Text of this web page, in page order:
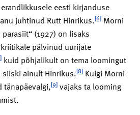
eesti kirjanduse
juhtinud Rutt Hinrikus.[6] Morni
(1927) on lisaks
pälvinud uurijate
kuid põhjalikult on tema loomingut
ainult Hinrikus.[8] Kuigi Morni
tänapäevalgi,[9] vajaks ta looming